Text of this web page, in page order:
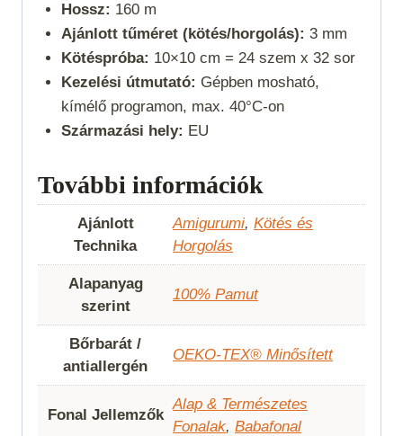
Hossz: 160 m
Ajánlott tűméret (kötés/horgolás): 3 mm
Kötéspróba: 10×10 cm = 24 szem x 32 sor
Kezelési útmutató: Gépben mosható,
kímélő programon, max. 40°C-on
Származási hely: EU
További információk
Ajánlott
Technika
Amigurumi, Kötés és
Horgolás
Alapanyag
szerint
100% Pamut
Bőrbarát /
antiallergén
OEKO-TEX® Minősített
Fonal Jellemzők
Alap & Természetes
Fonalak, Babafonal